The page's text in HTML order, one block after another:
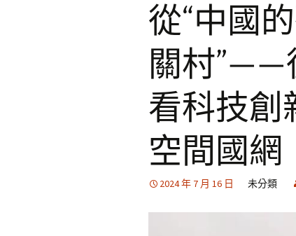
從“中國
關村”——
看科技創
空間國網
2024 年 7 月 16 日 未分類